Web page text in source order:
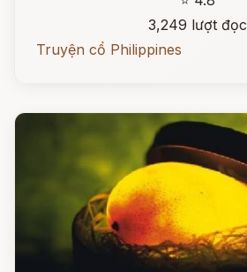
3,249 lượt đọc
Truyện cổ Philippines